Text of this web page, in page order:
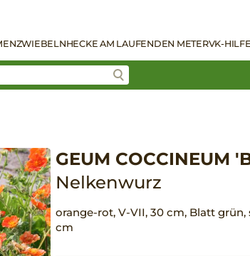
HECKE AM LAUFENDEN METERVK-
GEUM COCCINEUM
Nelkenwurz
orange-rot, V-VII, 30 cm, Blatt
cm